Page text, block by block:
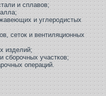
и сплавов;
и углеродистых
сеток и вентиляционных
изделий;
сборочных участков;
операций.